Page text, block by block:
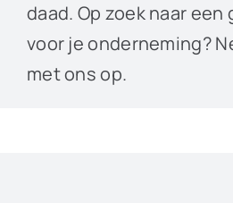
daad. Op zoek naar een
voor je onderneming?
met ons op.